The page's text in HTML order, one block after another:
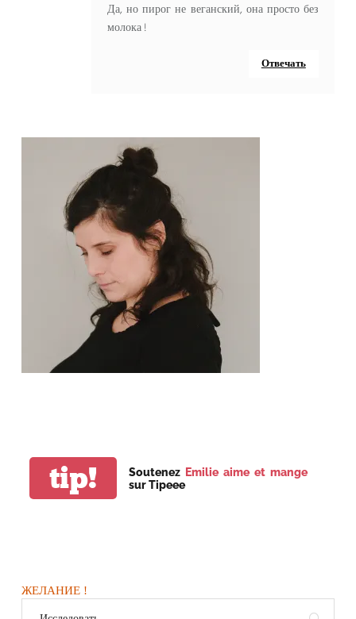
Да, но пирог не веганский, она просто без
молока !
Отвечать
tip! Soutenez Emilie aime et mange
sur Tipeee
ЖЕЛАНИЕ !